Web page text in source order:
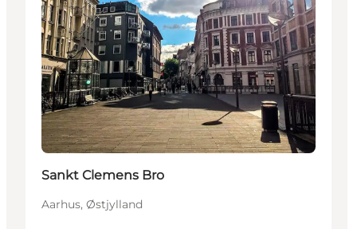
Sankt Clemens Bro
Aarhus, Østjylland